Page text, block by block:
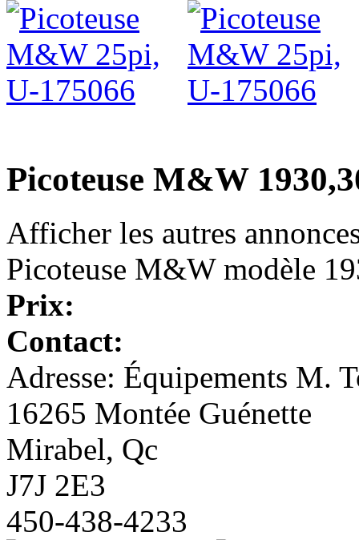
Picoteuse M&W
Afficher les autres
Picoteuse M&W modèle
Prix:
Contact:
Adresse: Équipements M.
16265 Montée Guénette
Mirabel, Qc
J7J 2E3
450-438-4233